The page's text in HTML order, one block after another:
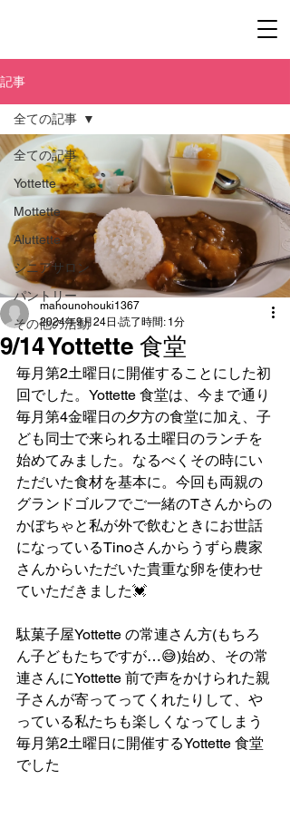
記事
全ての記事
Yottette
Mottette
Aluttette
シニアサロン
パントリー
その他の活動
全ての記事
9/14 Yottette 食堂
mahounohouki1367
2024年9月24日 読了時間: 1分
毎月第2土曜日に開催することにした初
回でした。Yottette 食堂は、今まで通り
毎月第4金曜日の夕方の食堂に加え、子
ども同士で来られる土曜日のランチを
始めてみました。なるべくその時にい
ただいた食材を基本に。今回も両親の
グランドゴルフでご一緒のTさんからの
かぼちゃと私が外で飲むときにお世話
になっているTinoさんからうずら農家
さんからいただいた貴重な卵を使わせ
ていただきました💓
駄菓子屋Yottette の常連さん方(もちろ
ん子どもたちですが…😅)始め、その常
連さんにYottette 前で声をかけられた親
子さんが寄ってってくれたりして、や
っている私たちも楽しくなってしまう
毎月第2土曜日に開催するYottette 食堂
でした